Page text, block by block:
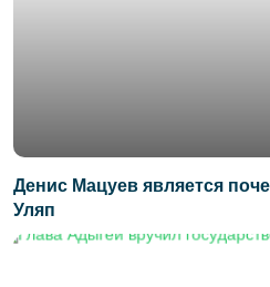
Денис Мацуев является
Уляп